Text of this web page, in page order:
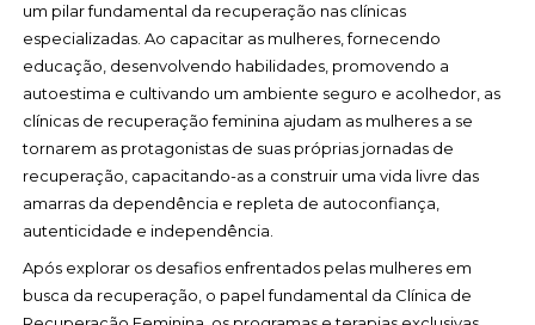
um pilar fundamental da recuperação nas clínicas
especializadas. Ao capacitar as mulheres, fornecendo
educação, desenvolvendo habilidades, promovendo a
autoestima e cultivando um ambiente seguro e acolhedor, as
clínicas de recuperação feminina ajudam as mulheres a se
tornarem as protagonistas de suas próprias jornadas de
recuperação, capacitando-as a construir uma vida livre das
amarras da dependência e repleta de autoconfiança,
autenticidade e independência.
Após explorar os desafios enfrentados pelas mulheres em
busca da recuperação, o papel fundamental da Clínica de